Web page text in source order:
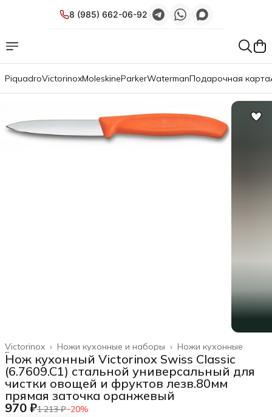
8 (985) 662-06-92
PiquadroVictorinoxMoleskineParkerWatermanПодарочная карта
Ножи кухонные
Ножи кухонные и наборы ›
Victorinox ›
Главная
Нож кухонный Victorinox Swiss Classic
(6.7609.C1) стальной универсальный для
чистки овощей и фруктов лезв.80мм
прямая заточка оранжевый
970 ₽1 213 ₽−20%